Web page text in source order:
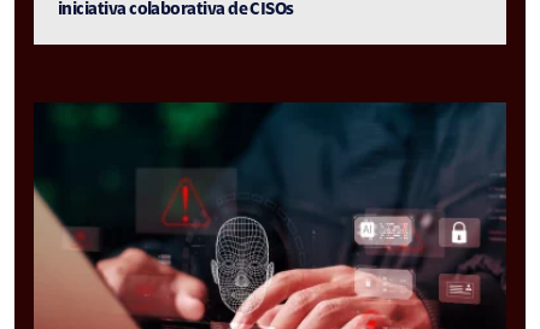
iniciativa colaborativa de CISOs